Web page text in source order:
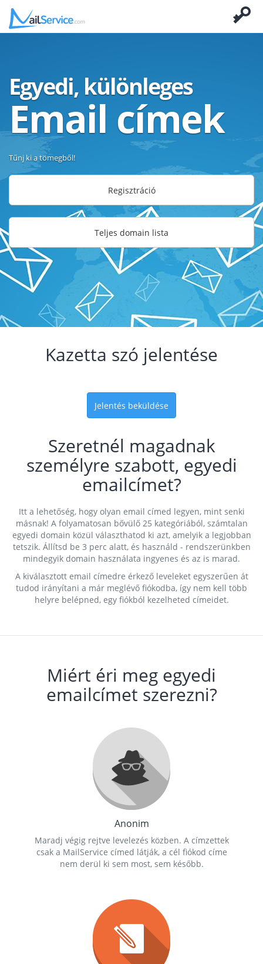
Egyedi, különleges
Email címek
Tűnj ki a tömegből!
Regisztráció
Teljes domain lista
Kazetta szó jelentése
Jelentés beküldése
Szeretnél magadnak
személyre szabott, egyedi
emailcímet?
Itt a lehetőség, hogy olyan email címed legyen, mint senki
másnak! A folyamatosan bővülő 25 kategóriából, számtalan
egyedi domain közül választhatod ki azt, amelyik a legjobban
tetszik. Állítsd be 3 perc alatt, és használd - rendszerünkben
mindegyik domain használata ingyenes és az is marad.
A kiválasztott email címedre érkező leveleket egyszerűen át
tudod irányítani a már meglévő fiókodba, így nem kell több
helyre belépned, egy fiókból kezelheted címeidet.
Miért éri meg egyedi
emailcímet szerezni?
Anonim
Maradj végig rejtve levelezés közben. A címzettek
csak a MailService címed látják, a cél fiókod címe
nem derül ki sem most, sem később.